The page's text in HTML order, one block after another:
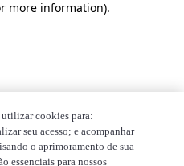
more information).
utilizar cookies para:
seu acesso; e acompanhar
o aprimoramento de sua
essenciais para nossos